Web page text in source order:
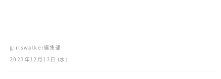
girlswalker編集部
2023年12月13日 (水)